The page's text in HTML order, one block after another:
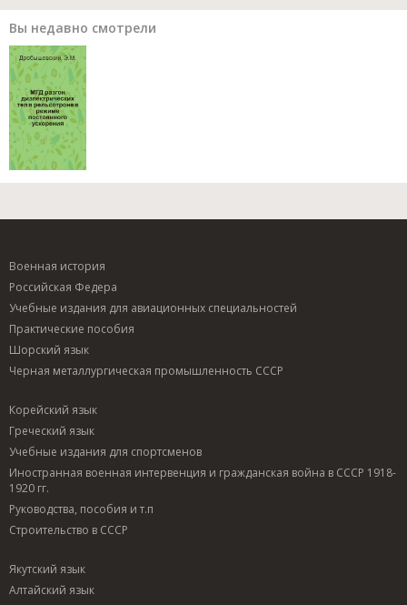
Вы недавно смотрели
Военная история
Российская Федера
Учебные издания для авиационных специальностей
Практические пособия
Шорский язык
Черная металлургическая промышленность СССР
Корейский язык
Греческий язык
Учебные издания для спортсменов
Иностранная военная интервенция и гражданская война в СССР 1918-
1920 гг.
Руководства, пособия и т.п
Строительство в СССР
Якутский язык
Алтайский язык